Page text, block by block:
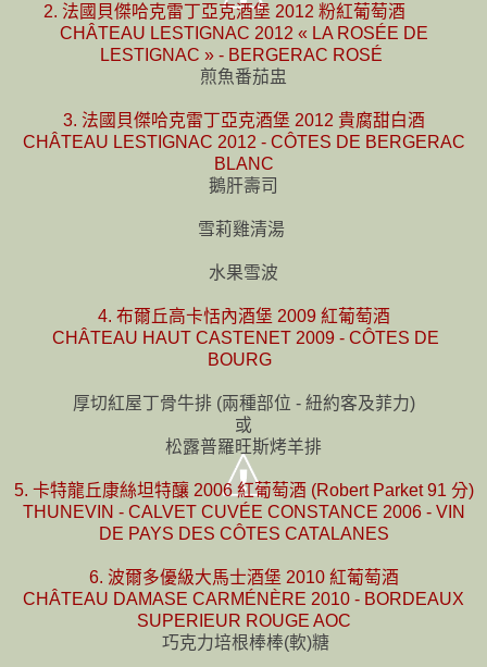
2. 法國貝傑哈克雷丁亞克酒堡 2012 粉紅葡萄酒
CHÂTEAU LESTIGNAC 2012 « LA ROSÉE DE
LESTIGNAC » - BERGERAC ROSÉ
煎魚番茄盅
3. 法國貝傑哈克雷丁亞克酒堡 2012 貴腐甜白酒
CHÂTEAU LESTIGNAC 2012 - CÔTES DE BERGERAC
BLANC
鵝肝壽司
雪莉雞清湯
水果雪波
4. 布爾丘高卡恬內酒堡 2009 紅葡萄酒
CHÂTEAU HAUT CASTENET 2009 - CÔTES DE
BOURG
厚切紅屋丁骨牛排 (兩種部位 - 紐約客及菲力)
或
松露普羅旺斯烤羊排
5. 卡特龍丘康絲坦特釀 2006 紅葡萄酒 (Robert Parket 91 分)
THUNEVIN - CALVET CUVÉE CONSTANCE 2006 - VIN
DE PAYS DES CÔTES CATALANES
6. 波爾多優級大馬士酒堡 2010 紅葡萄酒
CHÂTEAU DAMASE CARMÉNÈRE 2010 - BORDEAUX
SUPERIEUR ROUGE AOC
巧克力培根棒棒(軟)糖